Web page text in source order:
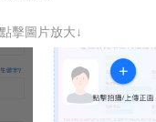
擊圖片放大↓